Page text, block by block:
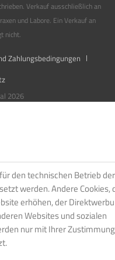
Verkauf ausschließlich an
und Labore. Ein Verkauf an
nicht.
Zahlungsbedingungen
2026
den technischen Betrieb der
werden. Andere Cookies,
erhöhen, der
Websites und sozialen
nur mit Ihrer Zustimmung